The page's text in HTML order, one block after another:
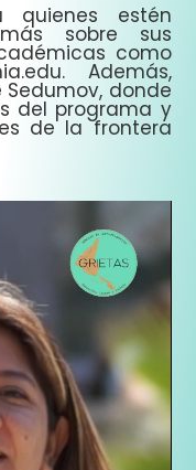
quienes estén
sobre sus
como
Además,
donde
del programa y
de la frontera